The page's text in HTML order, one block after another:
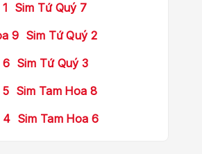
Sim Tứ Quý 7
9 Sim Tứ Quý 2
6 Sim Tứ Quý 3
5 Sim Tam Hoa 8
4 Sim Tam Hoa 6